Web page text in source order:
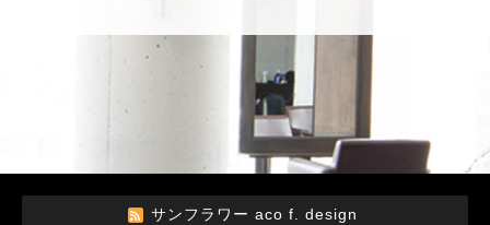
サンフラワー aco f. design